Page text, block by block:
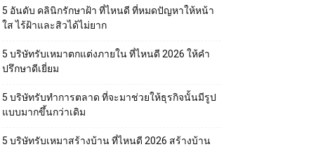
5 อันดับ คลินิกรักษาฝ้า ที่ไหนดี ที่หมดปัญหาให้หน้า
ใส ไร้ฝ้าและสิวได้ไม่ยาก
5 บริษัทรับเหมาตกแต่งภายใน ที่ไหนดี 2026 ให้คำ
ปรึกษาดีเยี่ยม
5 บริษัทรับทำการตลาด ที่จะมาช่วยให้ธุรกิจนั้นมีรูป
แบบมากขึ้นกว่าเดิม
5 บริษัทรับเหมาสร้างบ้าน ที่ไหนดี 2026 สร้างบ้าน